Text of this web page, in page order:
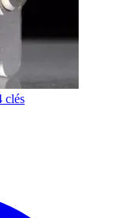
clés